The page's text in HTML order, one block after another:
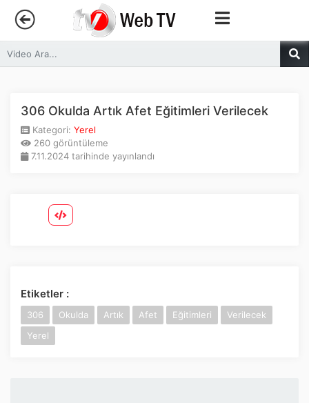
Anasayfa
Canlı Yayın
Sosyal Medya
İnstagram
306 Okulda Artık Afet Eğitimleri Verilecek
Kategori: Yerel
260 görüntüleme
7.11.2024 tarihinde yayınlandı
Etiketler :
306 Okulda Artık Afet Eğitimleri
Verilecek
Yerel